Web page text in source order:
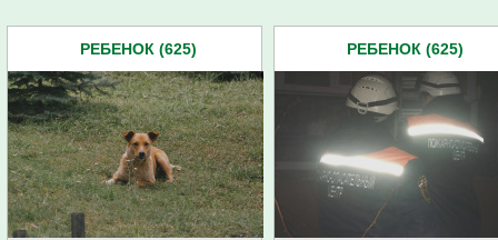
РЕБЕНОК (625) РЕБЕНОК (625)